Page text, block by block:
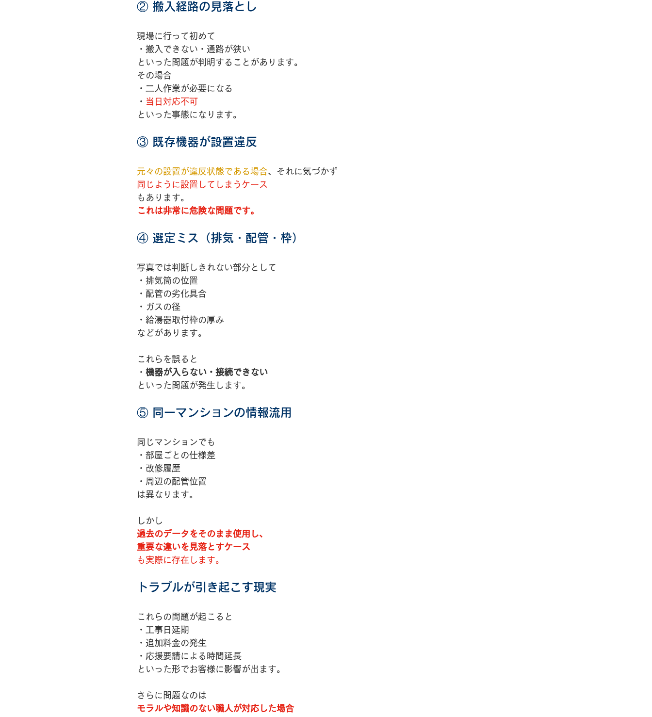
② 搬入経路の見落とし
現場に行って初めて
・搬入できない・通路が狭い
といった問題が判明することがあります。
その場合
・二人作業が必要になる
・ 当日対応不可
といった事態になります。
③ 既存機器が設置違反
元々の設置が違反状態である場合、それに気づかず
同じように設置してしまうケース
もあります。
これは非常に危険な問題です。
④ 選定ミス（排気・配管・枠）
写真では判断しきれない部分として
・排気筒の位置
・配管の劣化具合
・ガスの径
・給湯器取付枠の厚み
などがあります。
これらを誤ると
・ 機器が入らない・接続できない
といった問題が発生します。
⑤ 同一マンションの情報流用
同じマンションでも
・部屋ごとの仕様差
・改修履歴
・周辺の配管位置
は異なります。
しかし
過去のデータをそのまま使用し、
重要な違いを見落とすケース
も実際に存在します。
トラブルが引き起こす現実
これらの問題が起こると
・工事日延期
・追加料金の発生
・応援要請による時間延長
といった形でお客様に影響が出ます。
さらに問題なのは
モラルや知識のない職人が対応した場合